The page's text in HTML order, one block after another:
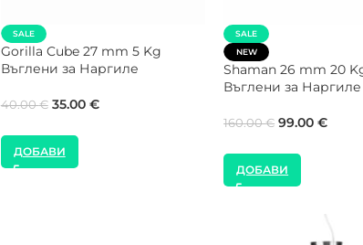
NEW
El Badia 1000W Котлон за
Наргиле
22.00€
ДОБАВИ
COCOLOCO 25 mm 1
Въглени за Наргиле
9.00€